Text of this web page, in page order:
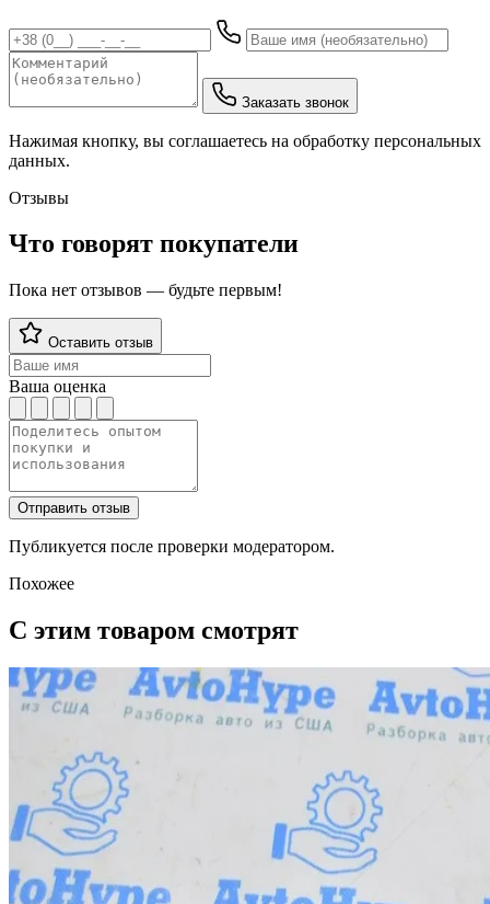
Заказать звонок
Нажимая кнопку, вы соглашаетесь на обработку персональных
данных.
Отзывы
Что говорят покупатели
Пока нет отзывов — будьте первым!
Оставить отзыв
Ваша оценка
Отправить отзыв
Публикуется после проверки модератором.
Похожее
С этим товаром смотрят